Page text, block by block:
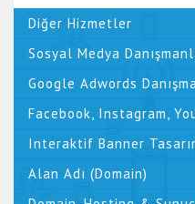
Diğer Hizmetler
Sosyal Medya
Google Adwords
Facebook, Instagram,
Interaktif Banner
Alan Adı (Domain)